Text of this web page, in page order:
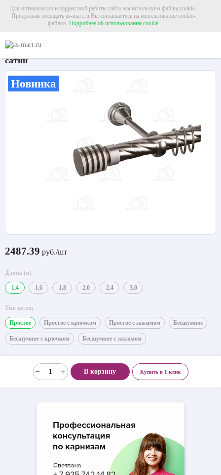
Для оптимизации и корректной работы сайта мы используем файлы cookie.
Продолжая посещать as-mart.ru Вы соглашаетесь на использование cookie-
файлов. Подробнее об использовании cookie
Карниз для штор однорядный «Наварра» Ø25К
сатин
Новинка
2487.39 руб./шт
Длина (м)
1,4 1,6 1,8 2,0 2,4 3,0
Тип колец
Простое Простое с крючком Простое с зажимом Бесшумное
Бесшумное с крючком Бесшумное с зажимом
В корзину Купить в 1 клик